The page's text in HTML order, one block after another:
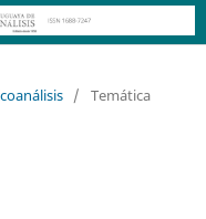
/ Temática